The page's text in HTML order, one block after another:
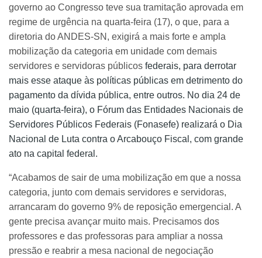
governo ao Congresso teve sua tramitação aprovada em
regime de urgência na quarta-feira (17), o que, para a
diretoria do ANDES-SN, exigirá a mais forte e ampla
mobilização da categoria em unidade com demais
servidores e servidoras públicos federais, para derrotar
mais esse ataque às políticas públicas em detrimento do
pagamento da dívida pública, entre outros. No dia 24 de
maio (quarta-feira), o Fórum das Entidades Nacionais de
Servidores Públicos Federais (Fonasefe) realizará o Dia
Nacional de Luta contra o Arcabouço Fiscal, com grande
ato na capital federal.
“Acabamos de sair de uma mobilização em que a nossa
categoria, junto com demais servidores e servidoras,
arrancaram do governo 9% de reposição emergencial. A
gente precisa avançar muito mais. Precisamos dos
professores e das professoras para ampliar a nossa
pressão e reabrir a mesa nacional de negociação